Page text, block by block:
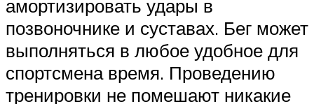
амортизировать удары в
позвоночнике и суставах. Бег может
выполняться в любое удобное для
спортсмена время. Проведению
тренировки не помешают никакие